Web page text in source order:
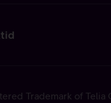
Trademark of Telia